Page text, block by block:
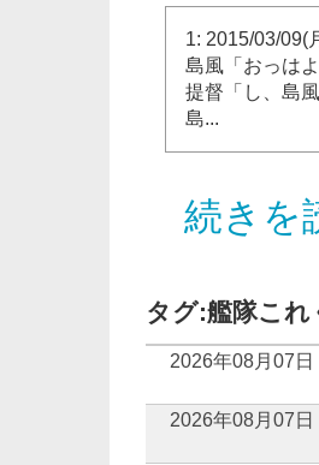
1: 2015/03/09(
島風「おっは
提督「し、島
島...
続きを
タグ:艦隊こ
2026年08月07日
2026年08月07日